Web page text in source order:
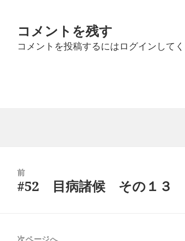
コメントを残す
コメントを投稿するにはログインして
前
前
#52 目病諸候 その１３
次ページへ